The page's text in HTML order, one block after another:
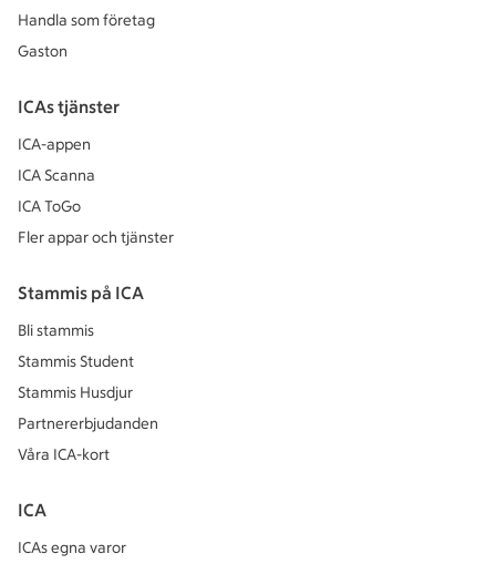
Handla som företag
Gaston
ICAs tjänster
ICA-appen
ICA Scanna
ICA ToGo
Fler appar och tjänster
Stammis på ICA
Bli stammis
Stammis Student
Stammis Husdjur
Partnererbjudanden
Våra ICA-kort
ICA
ICAs egna varor